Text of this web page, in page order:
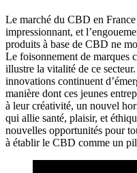
Le marché du CBD en
impressionnant, et
produits à base de CBD ne
Le foisonnement de marques
illustre la vitalité de ce
innovations continuent
manière dont ces jeunes
à leur créativité, un nouvel
qui allie santé, plaisir, et
nouvelles opportunités pour
à établir le CBD comme un